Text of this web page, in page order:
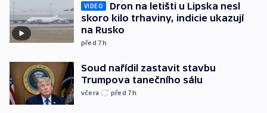
VIDEO
Dron na letišti u Lipska nesl
skoro kilo trhaviny, indicie ukazují
na Rusko
před 7h
Soud nařídil zastavit stavbu
Trumpova tanečního sálu
včera před 7h